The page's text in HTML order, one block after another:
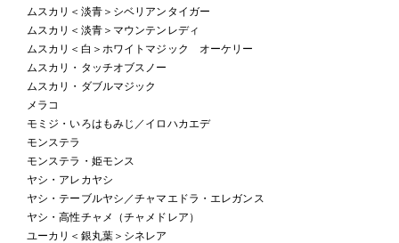
ムスカリ＜淡青＞シベリアンタイガー
ムスカリ＜淡青＞マウンテンレディ
ムスカリ＜白＞ホワイトマジック オーケリー
ムスカリ・タッチオブスノー
ムスカリ・ダブルマジック
メラコ
モミジ・いろはもみじ／イロハカエデ
モンステラ
モンステラ・姫モンス
ヤシ・アレカヤシ
ヤシ・テーブルヤシ／チャマエドラ・エレガンス
ヤシ・高性チャメ（チャメドレア）
ユーカリ＜銀丸葉＞シネレア